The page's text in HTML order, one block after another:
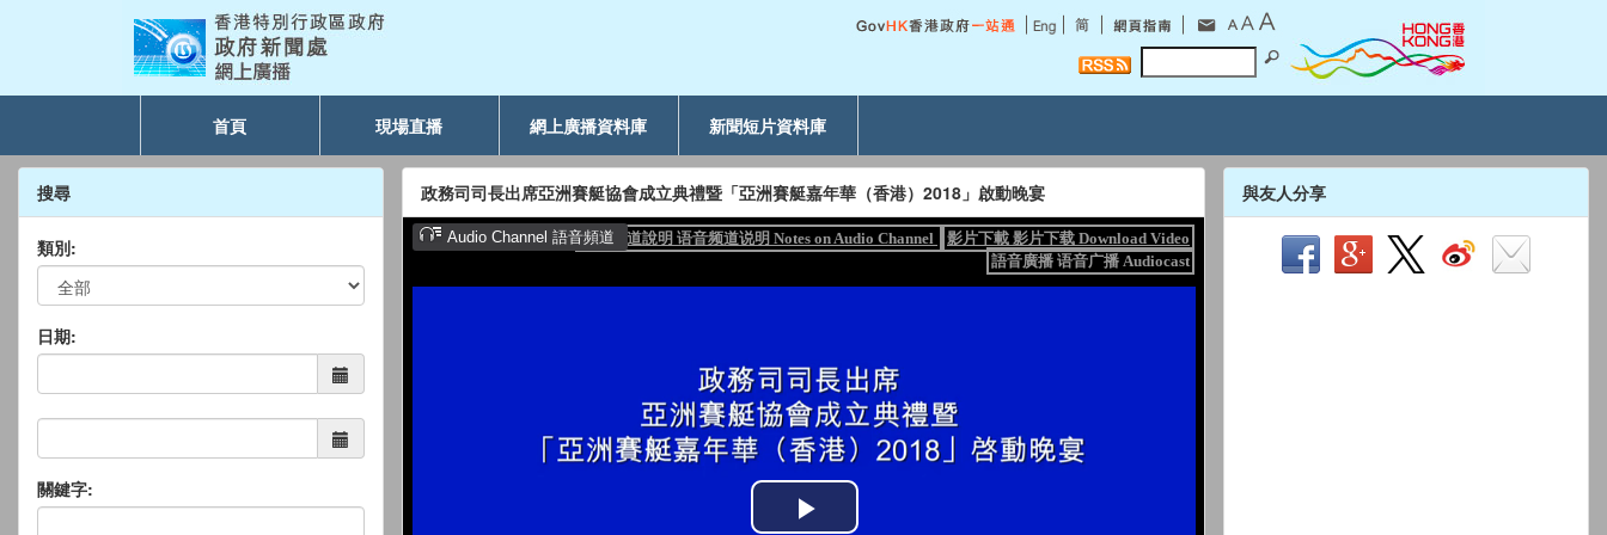
首頁 現場直播 網上廣播資料庫 新聞短片資料庫
搜尋
類別:
日期:
關鍵字:
政務司司長出席亞洲賽艇協會成立典禮暨「亞洲賽艇嘉年華（香港）2018」啟動晚宴 與友人分享